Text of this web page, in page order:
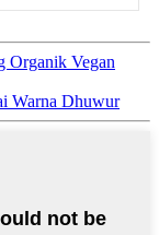
Organik Vegan
Warna Dhuwur